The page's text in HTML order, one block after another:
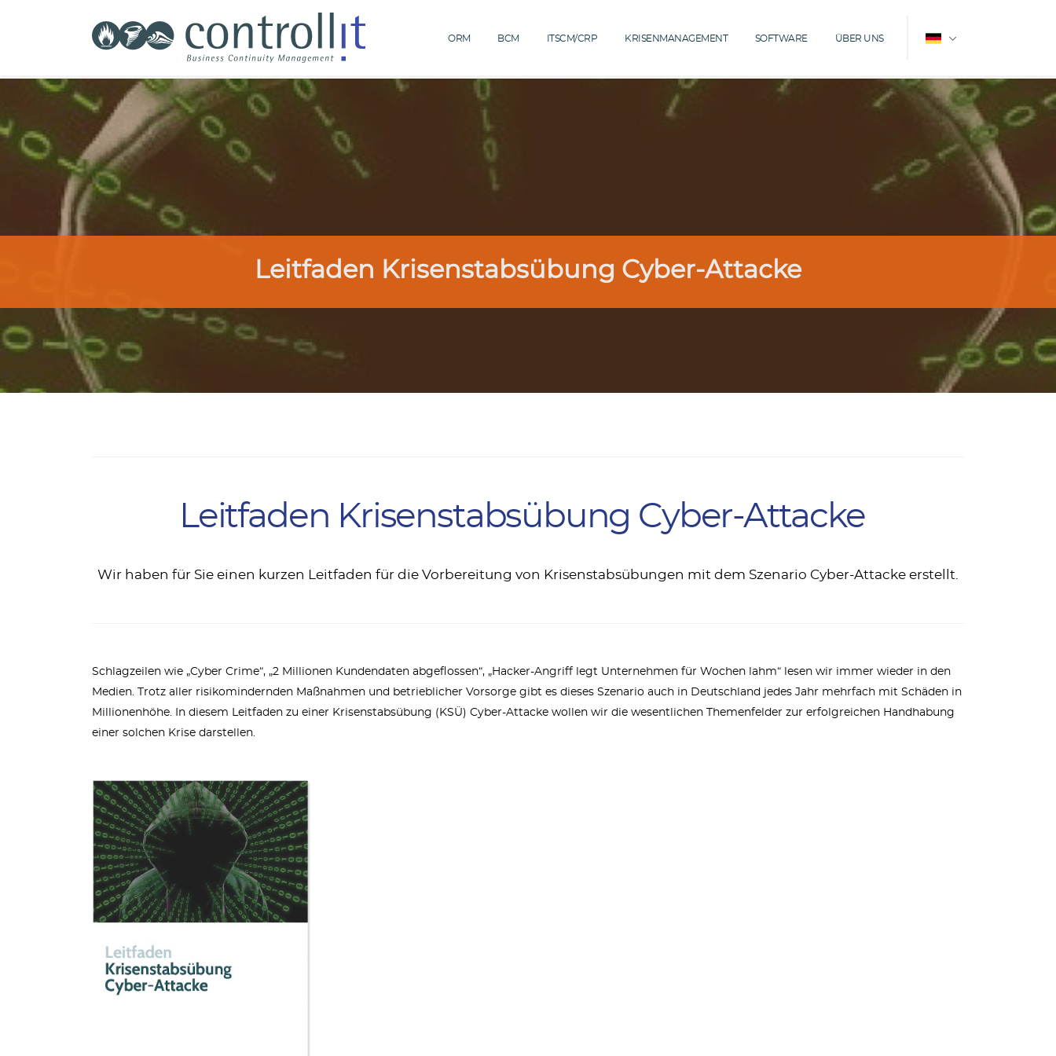
ORM BCM ITSCM/CRP KRISENMANAGEMENT SOFTWARE ÜBER UNS 
Leitfaden Krisenstabsübung Cyber-Attacke
Leitfaden Krisenstabsübung Cyber-Attacke
Wir haben für Sie einen kurzen Leitfaden für die Vorbereitung von Krisenstabsübungen mit dem Szenario Cyber-Attacke erstellt.
Schlagzeilen wie „Cyber Crime“, „2 Millionen Kundendaten abgeflossen“, „Hacker-Angriff legt Unternehmen für Wochen lahm“ lesen wir immer wieder in den
Medien. Trotz aller risikomindernden Maßnahmen und betrieblicher Vorsorge gibt es dieses Szenario auch in Deutschland jedes Jahr mehrfach mit Schäden in
Millionenhöhe. In diesem Leitfaden zu einer Krisenstabsübung (KSÜ) Cyber-Attacke wollen wir die wesentlichen Themenfelder zur erfolgreichen Handhabung
einer solchen Krise darstellen.